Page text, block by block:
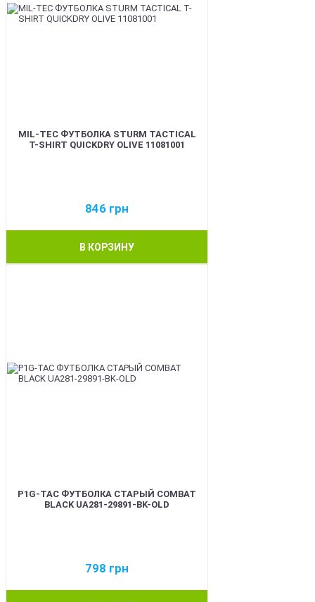
MIL-TEC ФУТБОЛКА STURM TACTICAL
T-SHIRT QUICKDRY OLIVE 11081001
846 грн
В КОРЗИНУ
P1G-TAC ФУТБОЛКА СТАРЫЙ COMBAT
BLACK UA281-29891-BK-OLD
798 грн